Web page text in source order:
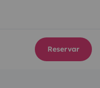
Reservar